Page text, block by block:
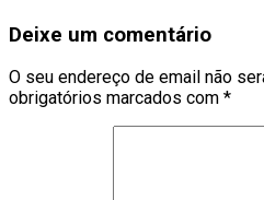
Deixe um comentário
O seu endereço de email não
obrigatórios marcados com *